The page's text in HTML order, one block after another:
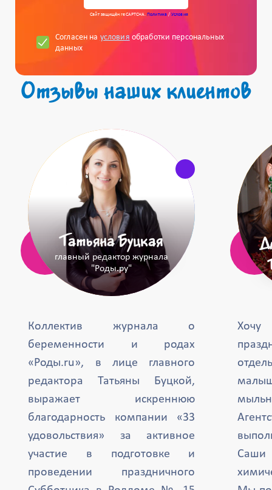
Сайт защищён reCAPTCHA. Политика/Условия
Согласен на условия обработки персональных
данных
Отзывы наших клиентов
Татьяна Буцкая
главный редактор журнала
"Роды.ру"
Коллектив журнала о
беременности и родах
«Роды.ru», в лице главного
редактора Татьяны Буцкой,
выражает искреннюю
благодарность компании «33
удовольствия» за активное
участие в подготовке и
проведении праздничного
Саши